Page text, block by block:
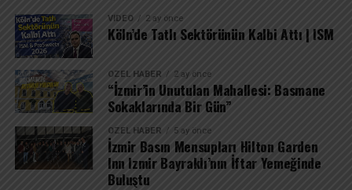
VIDEO 2 ay önce
Köln’de Tatlı Sektörünün Kalbi Attı | ISM
ÖZEL HABER 2 ay önce
“İzmir’in Unutulan Mahallesi: Basmane
Sokaklarında Bir Gün”
ÖZEL HABER 5 ay önce
İzmir Basın Mensupları Hilton Garden
Inn Izmir Bayraklı’nın İftar Yemeğinde
Buluştu